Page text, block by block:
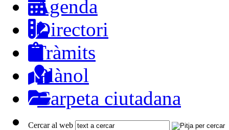
Agenda
Directori
Tràmits
Plànol
Carpeta ciutadana
Cercar al web